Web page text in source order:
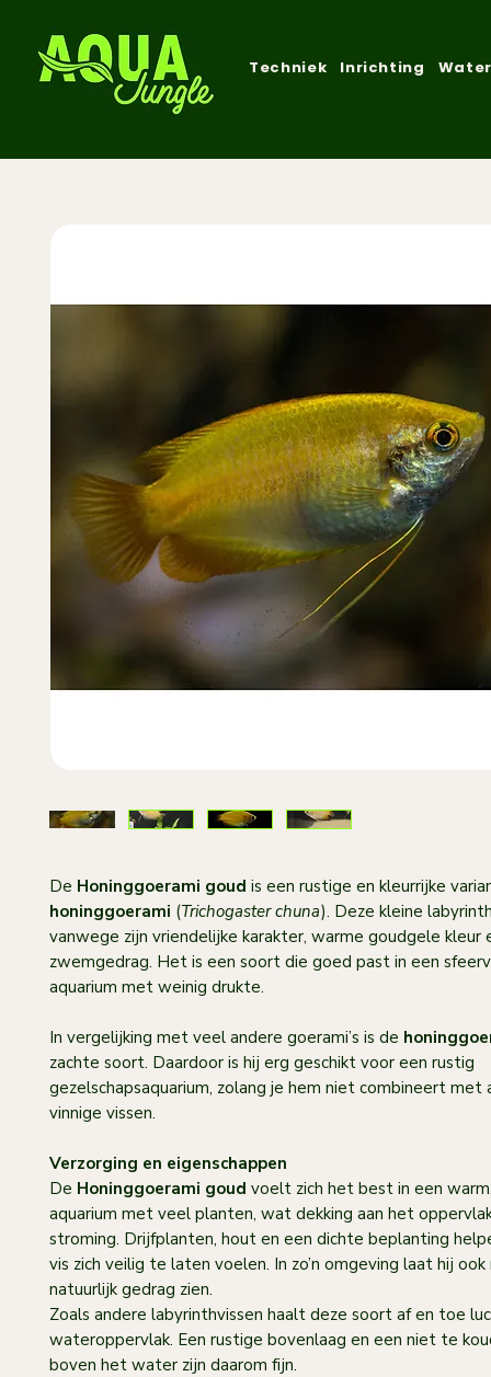
Techniek Inrichting
De Honinggoerami goud is een rustige en kleurrijke
honinggoerami (Trichogaster chuna). Deze kleine
vanwege zijn vriendelijke karakter, warme goudgele kleur
zwemgedrag. Het is een soort die goed past in een
aquarium met weinig drukte.
In vergelijking met veel andere goerami’s is de
zachte soort. Daardoor is hij erg geschikt voor een rustig
gezelschapsaquarium, zolang je hem niet combineert met
vinnige vissen.
Verzorging en eigenschappen
De Honinggoerami goud voelt zich het best in een
aquarium met veel planten, wat dekking aan het
stroming. Drijfplanten, hout en een dichte beplanting
vis zich veilig te laten voelen. In zo’n omgeving laat hij
natuurlijk gedrag zien.
Zoals andere labyrinthvissen haalt deze soort af en toe
wateroppervlak. Een rustige bovenlaag en een niet te
boven het water zijn daarom fijn.